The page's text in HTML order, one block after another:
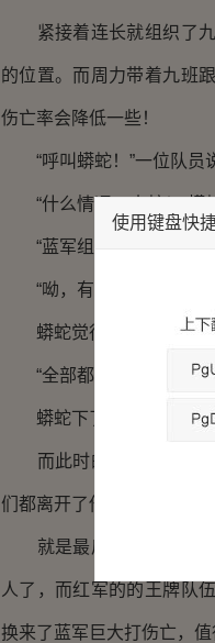
紧接着连长就组织了九
的位置。而周力带着九班
伤亡率会降低一些！
“呼叫蟒蛇！”一位队员
“什么情况，水蛇！”蟒
“蓝军组织了九个突击小
“呦，有点意思啊！”
蟒蛇觉得有点意思，能
“全部都有，把你们的火
蟒蛇下了全力开火权了
而此时的红军的王牌部
们都离开了他们的巢穴，
就是最后时刻，双方的
人了，而红军的的王牌队
换来了蓝军巨大打伤亡，值
使用键盘快